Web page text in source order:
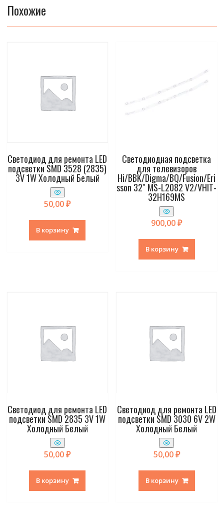
Похожие
Светодиод для ремонта LED
подсветки SMD 3528 (2835)
3V 1W Холодный Белый
50,00₽
В корзину
Светодиодная подсветка
для телевизоров
Hi/BBK/Digma/BQ/Fusion/Eri
sson 32″ MS-L2082 V2/VHIT-
32H169MS
900,00₽
В корзину
Светодиод для ремонта LED
подсветки SMD 2835 3V 1W
Холодный Белый
50,00₽
В корзину
Светодиод для ремонта LED
подсветки SMD 3030 6V 2W
Холодный Белый
50,00₽
В корзину